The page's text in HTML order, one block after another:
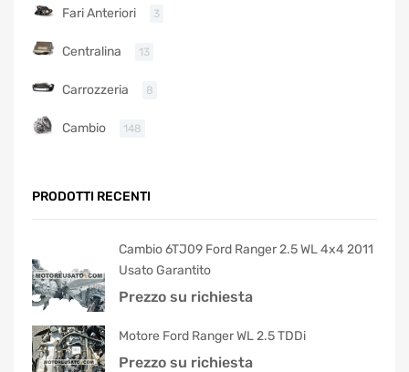
Fari Anteriori 3
Centralina 13
Carrozzeria 8
Cambio 148
PRODOTTI RECENTI
Cambio 6TJ09 Ford Ranger 2.5 WL 4x4 2011
Usato Garantito
Prezzo su richiesta
Motore Ford Ranger WL 2.5 TDDi
Prezzo su richiesta